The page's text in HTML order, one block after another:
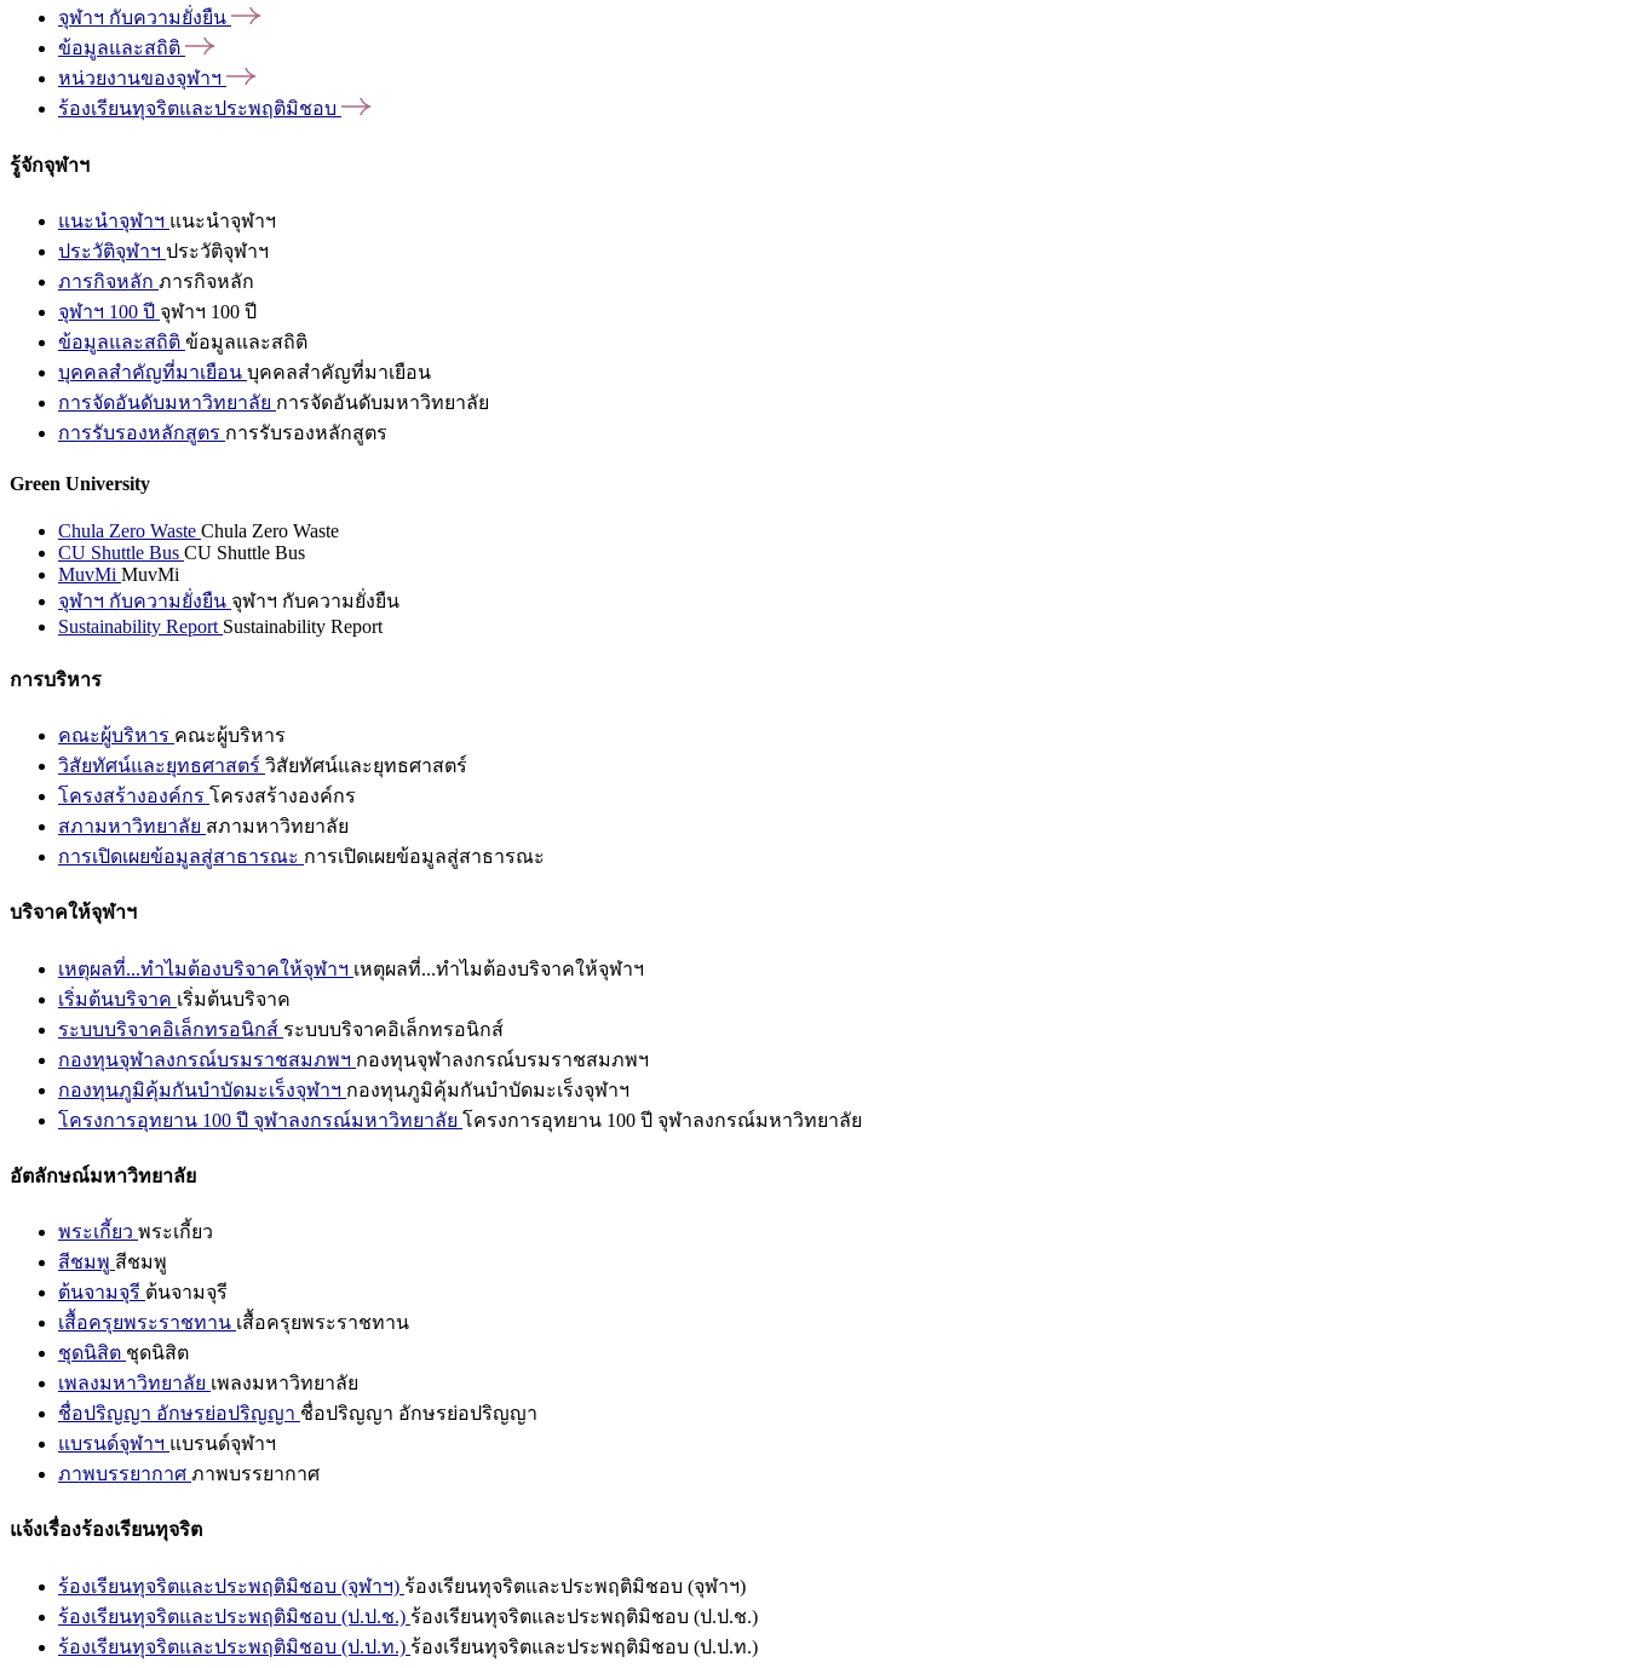
จุฬาฯ กับความยั่งยืน
ข้อมูลและสถิติ
หน่วยงานของจุฬาฯ
ร้องเรียนทุจริตและประพฤติมิชอบ
รู้จักจุฬาฯ
แนะนำจุฬาฯ แนะนำจุฬาฯ
ประวัติจุฬาฯ ประวัติจุฬาฯ
ภารกิจหลัก ภารกิจหลัก
จุฬาฯ 100 ปี จุฬาฯ 100 ปี
ข้อมูลและสถิติ ข้อมูลและสถิติ
บุคคลสำคัญที่มาเยือน บุคคลสำคัญที่มาเยือน
การจัดอันดับมหาวิทยาลัย การจัดอันดับมหาวิทยาลัย
การรับรองหลักสูตร การรับรองหลักสูตร
Green University
Chula Zero Waste Chula Zero Waste
CU Shuttle Bus CU Shuttle Bus
MuvMi MuvMi
จุฬาฯ กับความยั่งยืน จุฬาฯ กับความยั่งยืน
Sustainability Report Sustainability Report
การบริหาร
คณะผู้บริหาร คณะผู้บริหาร
วิสัยทัศน์และยุทธศาสตร์ วิสัยทัศน์และยุทธศาสตร์
โครงสร้างองค์กร โครงสร้างองค์กร
สภามหาวิทยาลัย สภามหาวิทยาลัย
การเปิดเผยข้อมูลสู่สาธารณะ การเปิดเผยข้อมูลสู่สาธารณะ
บริจาคให้จุฬาฯ
เหตุผลที่...ทำไมต้องบริจาคให้จุฬาฯ เหตุผลที่...ทำไมต้องบริจาคให้จุฬาฯ
เริ่มต้นบริจาค เริ่มต้นบริจาค
ระบบบริจาคอิเล็กทรอนิกส์ ระบบบริจาคอิเล็กทรอนิกส์
กองทุนจุฬาลงกรณ์บรมราชสมภพฯ กองทุนจุฬาลงกรณ์บรมราชสมภพฯ
กองทุนภูมิคุ้มกันบำบัดมะเร็งจุฬาฯ กองทุนภูมิคุ้มกันบำบัดมะเร็งจุฬาฯ
โครงการอุทยาน 100 ปี จุฬาลงกรณ์มหาวิทยาลัย โครงการอุทยาน 100 ปี จุฬาลงกรณ์มหาวิทยาลัย
อัตลักษณ์มหาวิทยาลัย
พระเกี้ยว พระเกี้ยว
สีชมพู สีชมพู
ต้นจามจุรี ต้นจามจุรี
เสื้อครุยพระราชทาน เสื้อครุยพระราชทาน
ชุดนิสิต ชุดนิสิต
เพลงมหาวิทยาลัย เพลงมหาวิทยาลัย
ชื่อปริญญา อักษรย่อปริญญา ชื่อปริญญา อักษรย่อปริญญา
แบรนด์จุฬาฯ แบรนด์จุฬาฯ
ภาพบรรยากาศ ภาพบรรยากาศ
แจ้งเรื่องร้องเรียนทุจริต
ร้องเรียนทุจริตและประพฤติมิชอบ (จุฬาฯ) ร้องเรียนทุจริตและประพฤติมิชอบ (จุฬาฯ)
ร้องเรียนทุจริตและประพฤติมิชอบ (ป.ป.ช.) ร้องเรียนทุจริตและประพฤติมิชอบ (ป.ป.ช.)
ร้องเรียนทุจริตและประพฤติมิชอบ (ป.ป.ท.) ร้องเรียนทุจริตและประพฤติมิชอบ (ป.ป.ท.)